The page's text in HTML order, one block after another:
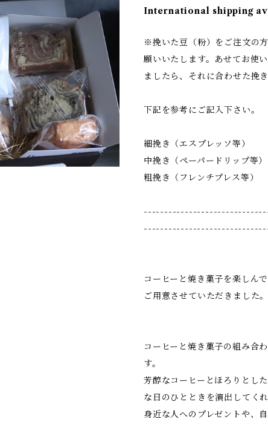
International shipping
※挽いた豆（粉）をご注文の
願いいたします。あせてお使
ましたら、それに合わせた挽
下記を参考にご記入下さい。
細挽き（エスプレッソ等）
中挽き（ペーパードリップ等）
粗挽き（フレンチプレス等）
コーヒーと焼き菓子を楽しん
ご用意させていただきました。
コーヒーと焼き菓子の組み合
す。
芳醇なコーヒーとほろりとし
な日のひとときを演出してくれ
身近な人へのプレゼントや、